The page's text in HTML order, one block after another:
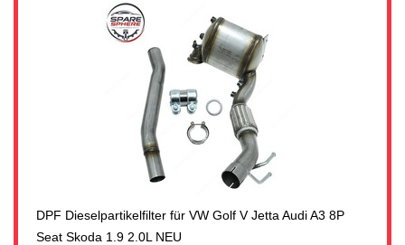
DPF Dieselpartikelfilter für VW Golf V Jetta Audi A3 8P
Seat Skoda 1.9 2.0L NEU